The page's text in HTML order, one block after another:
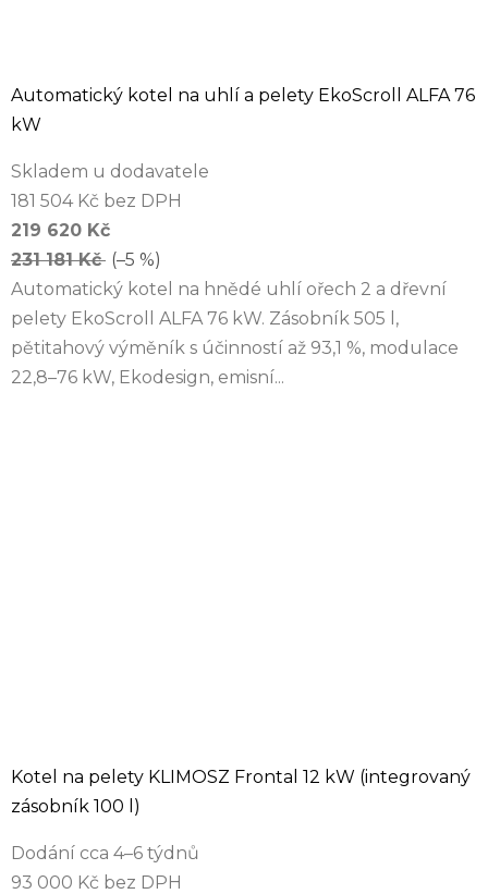
Automatický kotel na uhlí a pelety EkoScroll ALFA 76
kW
Skladem u dodavatele
181 504 Kč bez DPH
219 620 Kč
231 181 Kč (–5 %)
Automatický kotel na hnědé uhlí ořech 2 a dřevní
pelety EkoScroll ALFA 76 kW. Zásobník 505 l,
pětitahový výměník s účinností až 93,1 %, modulace
22,8–76 kW, Ekodesign, emisní...
Kotel na pelety KLIMOSZ Frontal 12 kW (integrovaný
zásobník 100 l)
Dodání cca 4–6 týdnů
93 000 Kč bez DPH